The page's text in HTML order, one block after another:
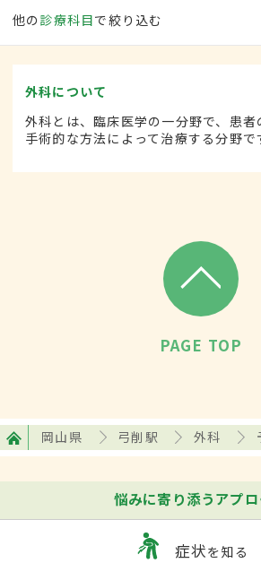
他の 診療科目で絞り込む
外科について
外科とは、臨床医学の一分野で、患者
手術的な方法によって治療する分野で
PAGE TOP
岡山県 弓削駅 外科
悩みに寄り添うアプ
症状を知る